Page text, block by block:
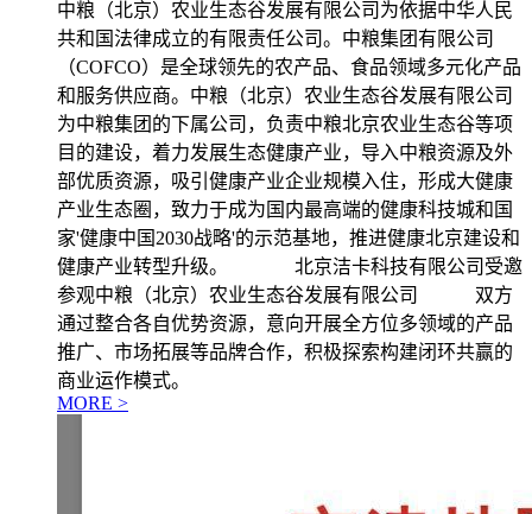
中粮（北京）农业生态谷发展有限公司为依据中华人民
共和国法律成立的有限责任公司。中粮集团有限公司
（COFCO）是全球领先的农产品、食品领域多元化产品
和服务供应商。中粮（北京）农业生态谷发展有限公司
为中粮集团的下属公司，负责中粮北京农业生态谷等项
目的建设，着力发展生态健康产业，导入中粮资源及外
部优质资源，吸引健康产业企业规模入住，形成大健康
产业生态圈，致力于成为国内最高端的健康科技城和国
家'健康中国2030战略'的示范基地，推进健康北京建设和
健康产业转型升级。 北京洁卡科技有限公司受邀
参观中粮（北京）农业生态谷发展有限公司 双方
通过整合各自优势资源，意向开展全方位多领域的产品
推广、市场拓展等品牌合作，积极探索构建闭环共赢的
商业运作模式。
MORE >